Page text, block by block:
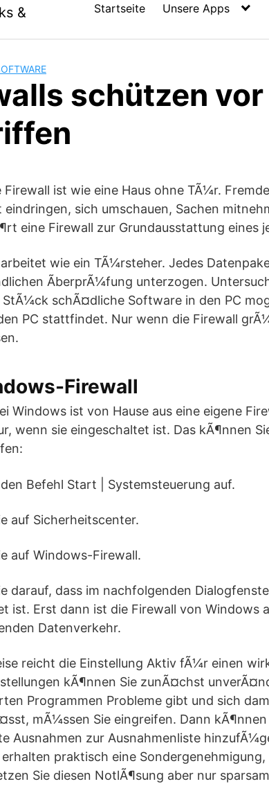
&
Startseite Unsere Apps
schützen
Firewall ist wie eine Haus ohne TÃ¼r.
eindringen, sich umschauen, Sachen
eine Firewall zur Grundausstattung eines
wie ein TÃ¼rsteher. Jedes
ÃberprÃ¼fung unterzogen.
StÃ¼ck schÃ¤dliche Software in den PC
PC stattfindet. Nur wenn die Firewall
Firewall
Windows ist von Hause aus eine eigene
wenn sie eingeschaltet ist. Das kÃ¶nnen
den Befehl Start | Systemsteuerung auf.
auf Sicherheitscenter.
auf Windows-Firewall.
darauf, dass im nachfolgenden
ist. Erst dann ist die Firewall von
Datenverkehr.
reicht die Einstellung Aktiv fÃ¼r einen
kÃ¶nnen Sie zunÃ¤chst
Programmen Probleme gibt und sich
mÃ¼ssen Sie eingreifen. Dann
Ausnahmen zur Ausnahmenliste
praktisch eine
Sie diesen NotlÃ¶sung aber nur